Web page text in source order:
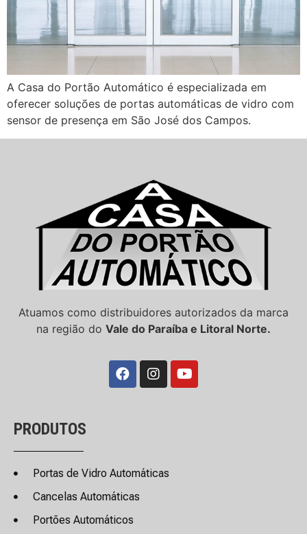
A Casa do Portão Automático é especializada em
oferecer soluções de portas automáticas de vidro com
sensor de presença em São José dos Campos.
Atuamos como distribuidores autorizados da marca
na região do Vale do Paraíba e Litoral Norte.
PRODUTOS
Portas de Vidro Automáticas
Cancelas Automáticas
Portões Automáticos